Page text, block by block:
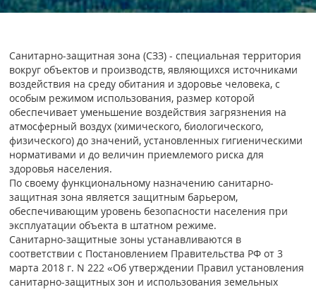
Санитарно-защитная зона (СЗЗ) - специальная территория
вокруг объектов и производств, являющихся источниками
воздействия на среду обитания и здоровье человека, с
особым режимом использования, размер которой
обеспечивает уменьшение воздействия загрязнения на
атмосферный воздух (химического, биологического,
физического) до значений, установленных гигиеническими
нормативами и до величин приемлемого риска для
здоровья населения.
По своему функциональному назначению санитарно-
защитная зона является защитным барьером,
обеспечивающим уровень безопасности населения при
эксплуатации объекта в штатном режиме.
Санитарно-защитные зоны устанавливаются в
соответствии с Постановлением Правительства РФ от 3
марта 2018 г. N 222 «Об утверждении Правил установления
санитарно-защитных зон и использования земельных